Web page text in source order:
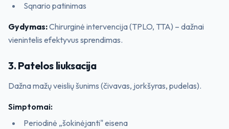
Sąnario patinimas
Gydymas:Chirurginė intervencija (TPLO, TTA) – dažnai
vienintelis efektyvus sprendimas.
3. Patelos liuksacija
Dažna mažų veislių šunims (čivavas, jorkšyras, pudelas).
Simptomai:
Periodinė „šokinėjanti" eisena